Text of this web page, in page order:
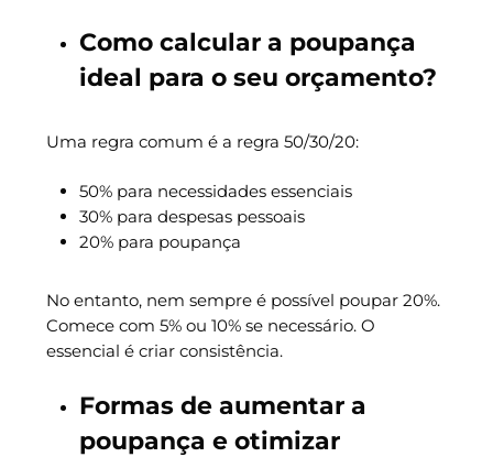
Como calcular a poupança
ideal para o seu orçamento?
Uma regra comum é a regra 50/30/20:
50% para necessidades essenciais
30% para despesas pessoais
20% para poupança
No entanto, nem sempre é possível poupar 20%.
Comece com 5% ou 10% se necessário. O
essencial é criar consistência.
Formas de aumentar a
poupança e otimizar